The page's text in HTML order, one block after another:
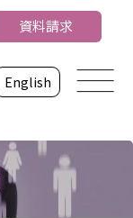
English
資料請求